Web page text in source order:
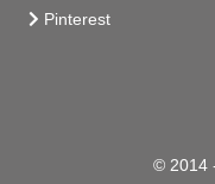
Pinterest
© 2014